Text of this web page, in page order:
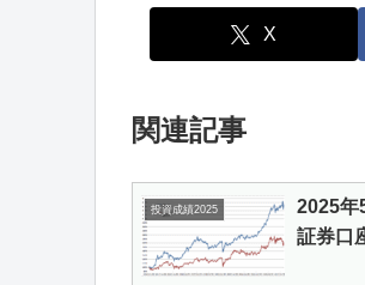
X
関連記事
投資成績2025
2025年
証券口